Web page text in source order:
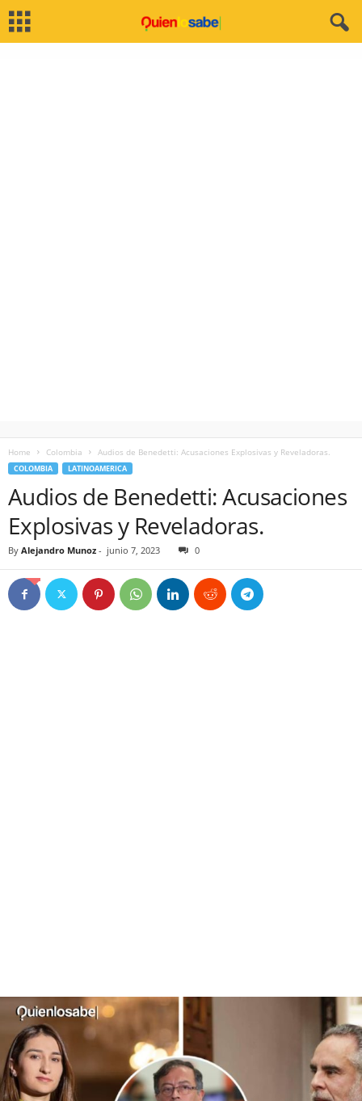
Home Colombia Audios de Benedetti: Acusaciones Explosivas y Reveladoras.
COLOMBIA LATINOAMERICA
Audios de Benedetti: Acusaciones
Explosivas y Reveladoras.
By Alejandro Munoz - junio 7, 2023 0